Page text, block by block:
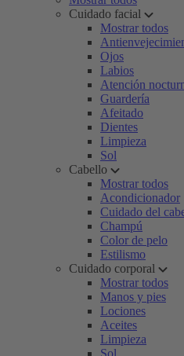
Cuidado facial
Mostrar todos
Ojos
Labios
Atención
Guardería
Afeitado
Dientes
Limpieza
Sol
Cabello
Mostrar todos
Acondicionador
Cuidado del
Champú
Color de pelo
Estilismo
Cuidado corporal
Mostrar todos
Manos y pies
Lociones
Aceites
Limpieza
Sol